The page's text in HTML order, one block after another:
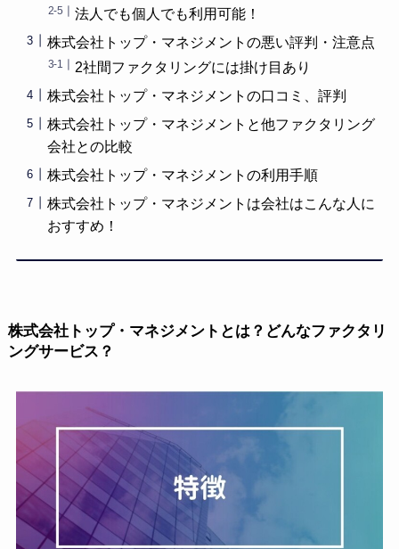
法人でも個人でも利用可能！
株式会社トップ・マネジメントの悪い評判・注意点
2社間ファクタリングには掛け目あり
株式会社トップ・マネジメントの口コミ、評判
株式会社トップ・マネジメントと他ファクタリング
会社との比較
株式会社トップ・マネジメントの利用手順
株式会社トップ・マネジメントは会社はこんな人に
おすすめ！
株式会社トップ・マネジメントとは？どんなファクタリ
ングサービス？